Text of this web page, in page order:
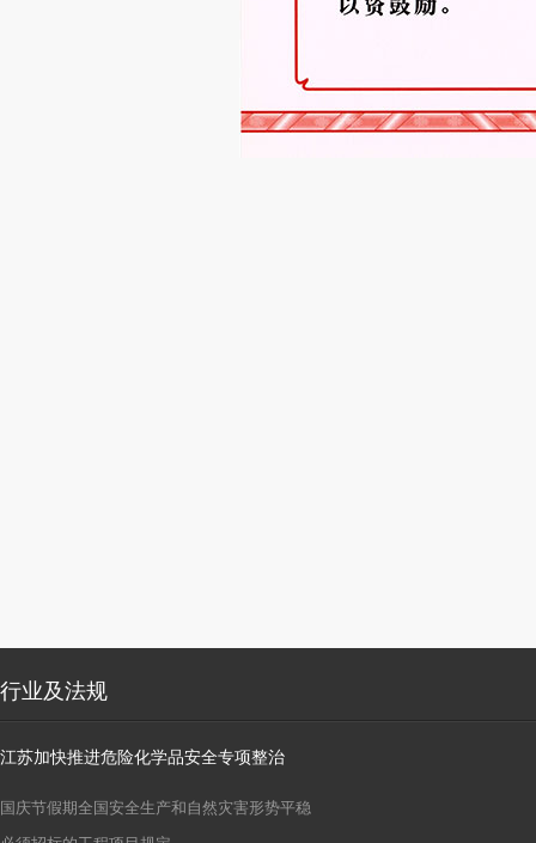
行业及法规
江苏加快推进危险化学品安全专项整治
国庆节假期全国安全生产和自然灾害形势平稳